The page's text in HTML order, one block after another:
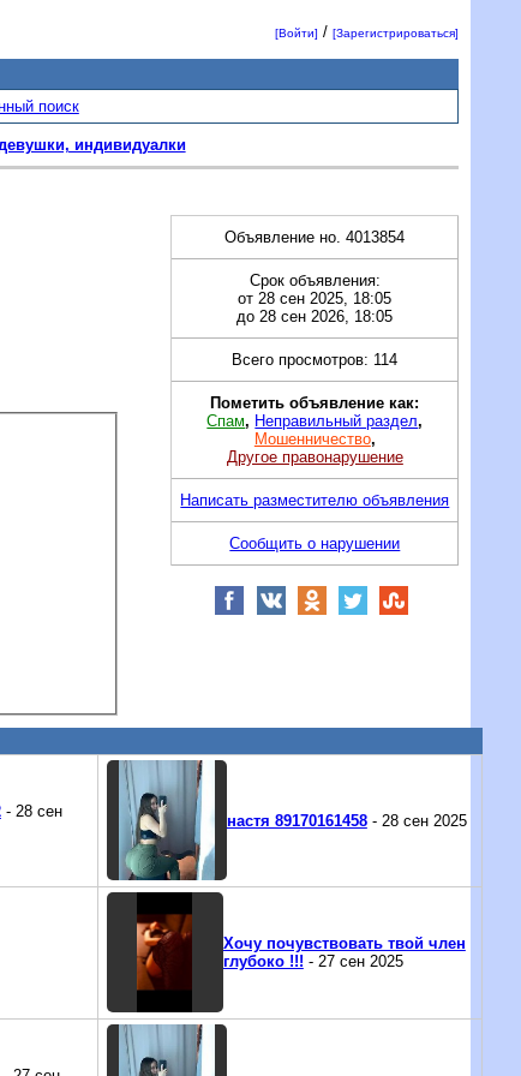
[Войти] /[Зарегистрироваться]
поиск
индивидуалки
Объявление но. 4013854
Срок объявления:
от 28 сен 2025, 18:05
до 28 сен 2026, 18:05
Всего просмотров: 114
Пометить объявление как:
Спам, Неправильный раздел,
Мошенничество,
Другое правонарушение
Написать разместителю объявления
Сообщить о нарушении
- 28 сен
настя 89170161458- 28 сен 2025
Хочу почувствовать твой член
глубоко !!! - 27 сен 2025